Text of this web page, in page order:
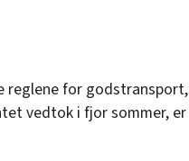
reglene for
vedtok i fjor sommer,